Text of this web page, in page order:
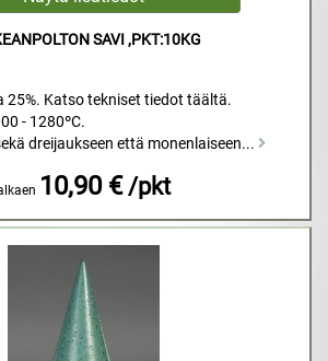
SAVI ,PKT:10KG
25%. Katso tekniset tiedot täältä.
- 1280ºC.
dreijaukseen että monenlaiseen...
10,90 € /pkt